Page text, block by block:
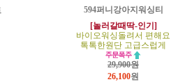
594퍼니강아지워싱티
[놀러갈때딱-인기]
바이오워싱돌려서 편해요
톡톡한원단 고급스럽게
29,900원
26,100원